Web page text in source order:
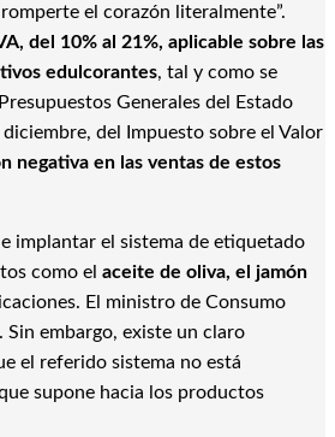
el corazón literalmente”.
del 10% al 21%, aplicable sobre las
edulcorantes, tal y como se
Generales del Estado
del Impuesto sobre el Valor
negativa en las ventas de estos
implantar el sistema de etiquetado
como el aceite de oliva, el jamón
El ministro de Consumo
Sin embargo, existe un claro
el referido sistema no está
supone hacia los productos